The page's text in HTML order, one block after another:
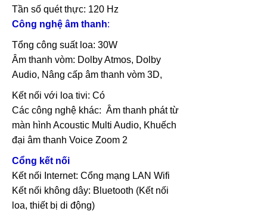
Tần số quét thực: 120 Hz
Công nghệ âm thanh:
Tổng công suất loa: 30W
Âm thanh vòm: Dolby Atmos, Dolby
Audio, Nâng cấp âm thanh vòm 3D,
Kết nối với loa tivi: Có
Các công nghệ khác: Âm thanh phát từ
màn hình Acoustic Multi Audio, Khuếch
đại âm thanh Voice Zoom 2
Cổng kết nối
Kết nối Internet: Cổng mạng LAN Wifi
Kết nối không dây: Bluetooth (Kết nối
loa, thiết bị di động)